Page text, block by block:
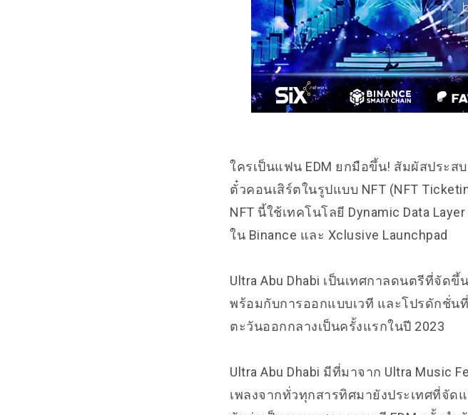
ใครเป็นแฟน EDM ยกมือขึ้น! สัมผัสประส
ตั๋วคอนเสิร์ตในรูปแบบ NFT (NFT
NFT นี้ใช้เทคโนโลยี Dynamic Data
ใน Binance และ Xclusive Launchpad
Ultra Abu Dhabi เป็นเทศกาลดนตรีที่จัดขึ้
พร้อมกับการออกแบบเวที และโปรดักชั่น
ตะวันออกกลางเป็นครั้งแรกในปี 2023
Ultra Abu Dhabi มีที่มาจาก Ultra Music
เพลงจากทั่วทุกสารทิศมายังประเทศที่จัด